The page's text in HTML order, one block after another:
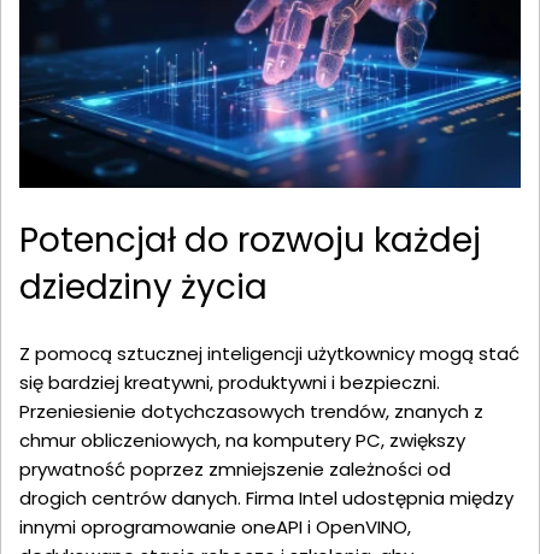
Potencjał do rozwoju każdej
dziedziny życia
Z pomocą sztucznej inteligencji użytkownicy mogą stać
się bardziej kreatywni, produktywni i bezpieczni.
Przeniesienie dotychczasowych trendów, znanych z
chmur obliczeniowych, na komputery PC, zwiększy
prywatność poprzez zmniejszenie zależności od
drogich centrów danych. Firma Intel udostępnia między
innymi oprogramowanie oneAPI i OpenVINO,